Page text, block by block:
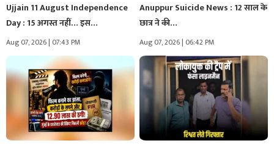
Ujjain 11 August Independence
Day : 15 अगस्त नहीं… इस…
Aug 07, 2026 | 07:43 PM
Anuppur Suicide News : 12 साल के
छात्र ने की…
Aug 07, 2026 | 06:42 PM